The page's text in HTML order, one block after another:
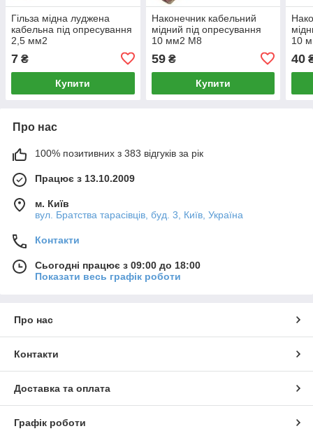
Гільза мідна луджена
кабельна під опресування
2,5 мм2
7 ₴
Купити
Наконечник кабельний
мідний під опресування
10 мм2 M8
59₴
Купити
10
40
Про нас
100% позитивних з 383 відгуків за рік
Працює з 13.10.2009
м. Київ
вул. Братства тарасівців, буд. 3, Київ, Україна
Контакти
Сьогодні працює з 09:00 до 18:00
Показати весь графік роботи
Про нас
Контакти
Доставка та оплата
Графік роботи